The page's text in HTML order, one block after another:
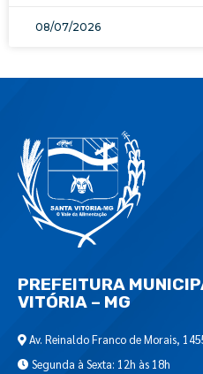
08/07/2026
PREFEITURA
VITÓRIA – MG
Av. Reinaldo Franco de Morais,
Segunda à Sexta: 12h às 18h